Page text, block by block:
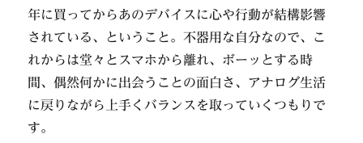
年に買ってからあのデバイスに心や行動が結構影響
されている、ということ。不器用な自分なので、こ
れからは堂々とスマホから離れ、ボーッとする時
間、偶然何かに出会うことの面白さ、アナログ生活
に戻りながら上手くバランスを取っていくつもりで
す。